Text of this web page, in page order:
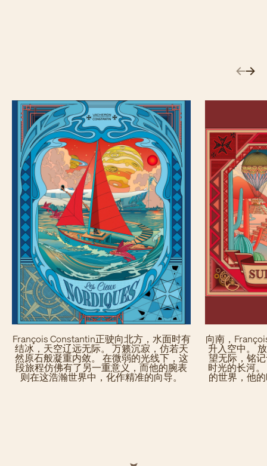
François Constantin正驶向北方，水面时有
结冰，天空辽远无际。 万籁沉寂，仿若天
然原石般凝重内敛。 在微弱的光线下，这
段旅程仿佛有了另一重意义，而他的腕表
则在这浩瀚世界中，化作精准的向导。
向南，
升入空中。
望无际，铭
时光的长河
的世界，他